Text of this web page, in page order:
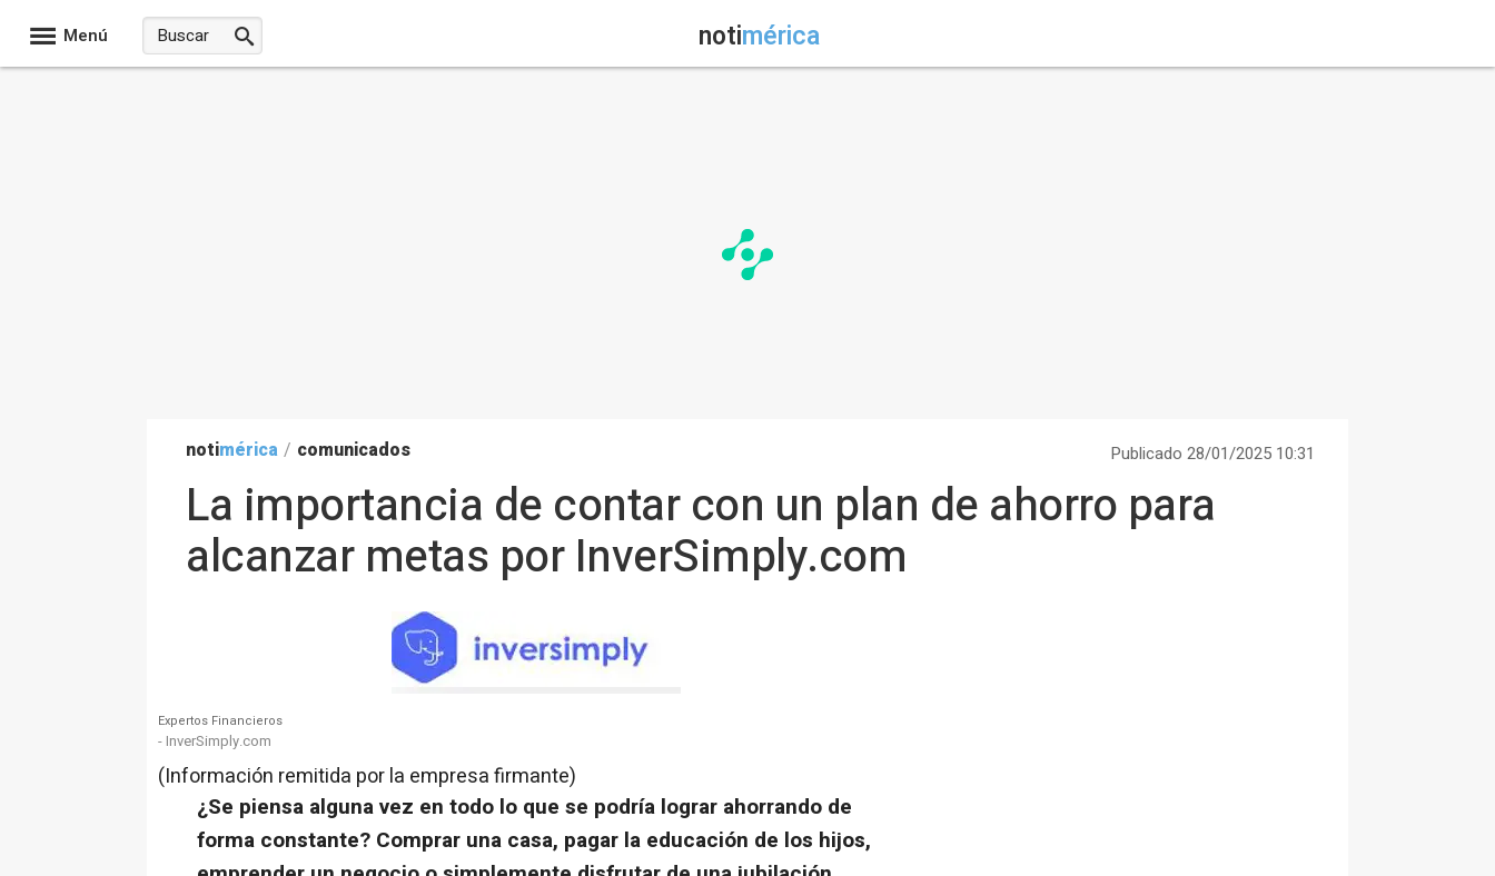
Menú notimérica
notimérica / comunicados Publicado 28/01/2025 10:31
La importancia de contar con un plan de ahorro para
alcanzar metas por InverSimply.com
Expertos Financieros
- InverSimply.com
(Información remitida por la empresa firmante)
¿Se piensa alguna vez en todo lo que se podría lograr ahorrando de
forma constante? Comprar una casa, pagar la educación de los hijos,